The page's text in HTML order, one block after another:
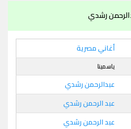
رشدي
أغاني مصرية
ياسمينا
عبدالرحمن رشدي
عبد الرحمن رشدي
عبد الرحمن رشدي